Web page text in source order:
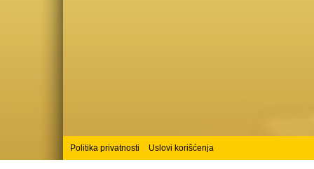
Politika privatnosti Uslovi korišćenja